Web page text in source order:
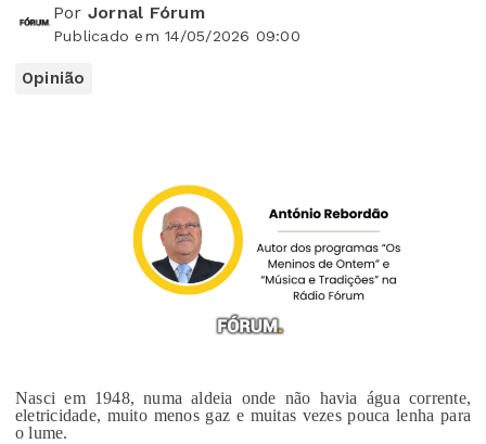
Por Jornal Fórum
Publicado em 14/05/2026 09:00
Opinião
Nasci em 1948, numa aldeia onde não havia água corrente,
eletricidade, muito menos gaz e muitas vezes pouca lenha para
o lume.